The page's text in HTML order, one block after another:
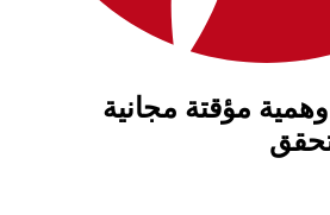
مؤقتة مجانية